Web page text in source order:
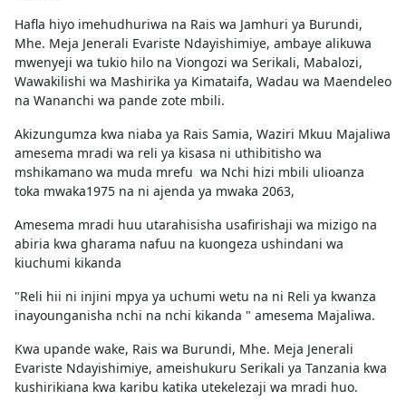
Hafla hiyo imehudhuriwa na Rais wa Jamhuri ya Burundi,
Mhe. Meja Jenerali Evariste Ndayishimiye, ambaye alikuwa
mwenyeji wa tukio hilo na Viongozi wa Serikali, Mabalozi,
Wawakilishi wa Mashirika ya Kimataifa, Wadau wa Maendeleo
na Wananchi wa pande zote mbili.
Akizungumza kwa niaba ya Rais Samia, Waziri Mkuu Majaliwa
amesema mradi wa reli ya kisasa ni uthibitisho wa
mshikamano wa muda mrefu wa Nchi hizi mbili ulioanza
toka mwaka1975 na ni ajenda ya mwaka 2063,
Amesema mradi huu utarahisisha usafirishaji wa mizigo na
abiria kwa gharama nafuu na kuongeza ushindani wa
kiuchumi kikanda
"Reli hii ni injini mpya ya uchumi wetu na ni Reli ya kwanza
inayounganisha nchi na nchi kikanda " amesema Majaliwa.
Kwa upande wake, Rais wa Burundi, Mhe. Meja Jenerali
Evariste Ndayishimiye, ameishukuru Serikali ya Tanzania kwa
kushirikiana kwa karibu katika utekelezaji wa mradi huo.